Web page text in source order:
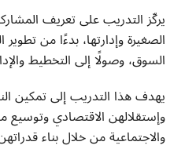
يركّز التدريب على تعريف
الصغيرة وإدارتها، بدءًا من
السوق، وصولًا إلى التخطيط
يهدف هذا التدريب إلى تمكين
وإستقلالهن الاقتصادي وتوسيع
والاجتماعية من خلال بناء